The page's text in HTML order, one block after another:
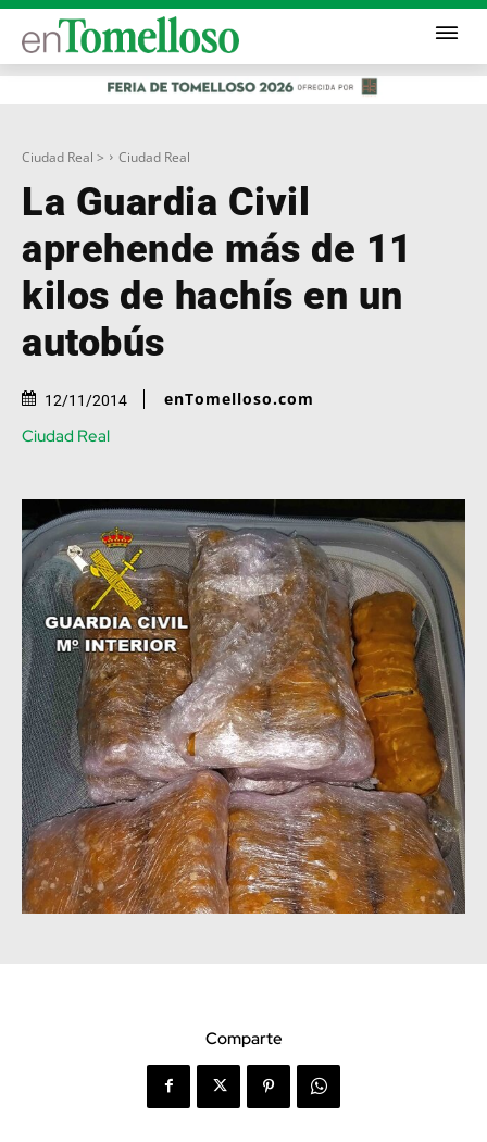
Ciudad Real > Ciudad Real
La Guardia Civil
aprehende más de 11
kilos de hachís en un
autobús
12/11/2014 enTomelloso.com
Ciudad Real
Comparte